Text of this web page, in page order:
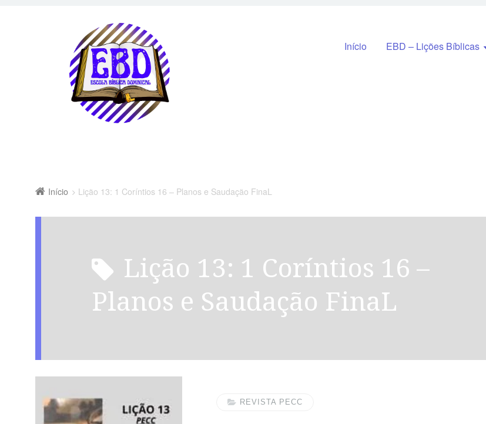
Pular para o conteúdo
Início EBD – Lições Bíblicas
Início Lição 13: 1 Coríntios 16 – Planos e Saudação FinaL
Lição 13: 1 Coríntios 16 –
Planos e Saudação FinaL
REVISTA PECC